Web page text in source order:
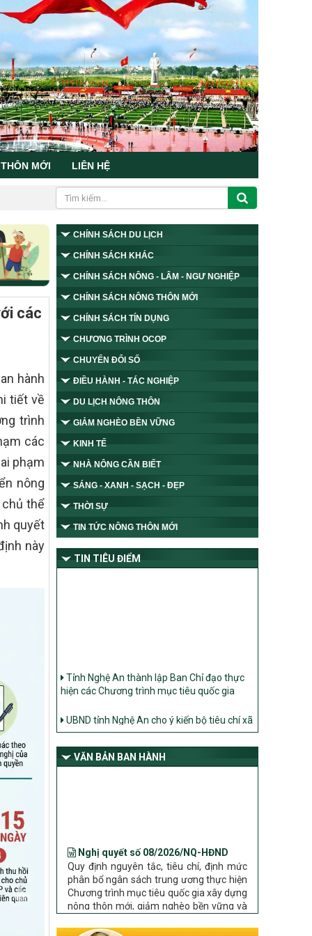
MỚI LIÊN HỆ
các
hành
tiết về
trình
các
phạm
nông
thể
quyết
này
CHÍNH SÁCH DU LỊCH
CHÍNH SÁCH KHÁC
CHÍNH SÁCH NÔNG - LÂM - NGƯ NGHIỆP
CHÍNH SÁCH NÔNG THÔN MỚI
CHÍNH SÁCH TÍN DỤNG
CHƯƠNG TRÌNH OCOP
CHUYỂN ĐỔI SỐ
ĐIỀU HÀNH - TÁC NGHIỆP
DU LỊCH NÔNG THÔN
GIẢM NGHÈO BỀN VỮNG
KINH TẾ
NHÀ NÔNG CẦN BIẾT
SÁNG - XANH - SẠCH - ĐẸP
THỜI SỰ
TIN TỨC NÔNG THÔN MỚI
TIN TIÊU ĐIỂM
hiện các Chương trình mục tiêu quốc gia
Nông thôn mới
Chỉ thị về đẩy mạnh thực hiện Chương trình
mục tiêu quốc gia xây dựng nông thôn mới,
tỉnh về tình hình thực hiện các Chương trình
mục tiêu quốc gia trên địa bàn
VĂN BẢN BAN HÀNH
Quy định nguyên tắc, tiêu chí, định mức
phân bổ ngân sách trung ương thực hiện
Chương trình mục tiêu quốc gia xây dựng
nông thôn mới, giảm nghèo bền vững và
phát triển kinh tế – xã hội vùng đồng bào
dân tộc thiểu số và miền núi giai đoạn
2026 – 2030 trên địa bàn tỉnh Nghệ An